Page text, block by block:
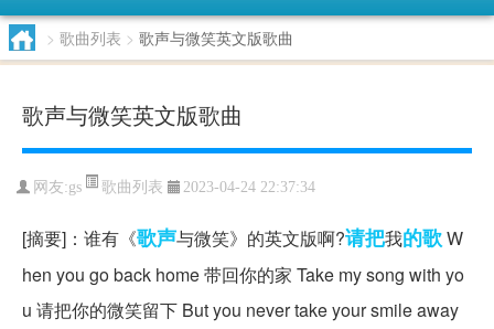
> 歌曲列表 > 歌声与微笑英文版歌曲
歌声与微笑英文版歌曲
网友:gs 歌曲列表 2023-04-24 22:37:34
[摘要]：谁有《歌声与微笑》的英文版啊?请把我的歌W
hen you go back home 带回你的家 Take my song with yo
u 请把你的微笑留下 But you never take your smile away